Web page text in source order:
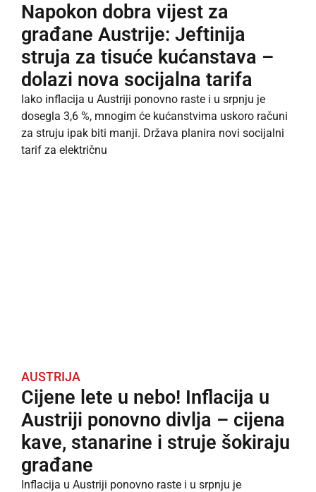
Napokon dobra vijest za
građane Austrije: Jeftinija
struja za tisuće kućanstava –
dolazi nova socijalna tarifa
Iako inflacija u Austriji ponovno raste i u srpnju je
dosegla 3,6 %, mnogim će kućanstvima uskoro računi
za struju ipak biti manji. Država planira novi socijalni
tarif za električnu
AUSTRIJA
Cijene lete u nebo! Inflacija u
Austriji ponovno divlja – cijena
kave, stanarine i struje šokiraju
građane
Inflacija u Austriji ponovno raste i u srpnju je